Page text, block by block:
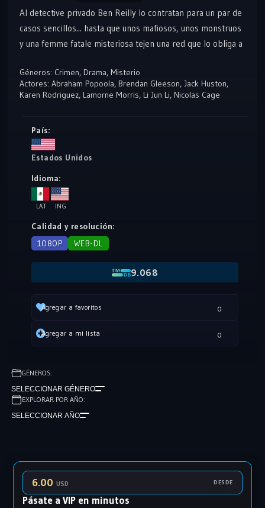
Al detective privado Ben Reilly lo contratan para un par de
casos sencillos... hasta que unos mafiosos, unos monstruos
y una femme fatale misteriosa tejen una red que lo obliga a
York: La Araña.
Géneros: Crimen, Drama, Misterio
Actores: Abraham Popoola, Brendan Gleeson, Jack Huston,
Karen Rodriguez, Lamorne Morris, Li Jun Li, Nicolas Cage
País:
Estados Unidos
Idioma:
LAT ING
Calidad y resolución:
1080P
WEB-DL
9.068
0
Agregar a favoritos
0
Agregar a mi lista
GÉNEROS:
SELECCIONAR GÉNERO
EXPLORAR POR AÑO:
SELECCIONAR AÑO
6.00USD DESDE
Pásate a VIP en minutos